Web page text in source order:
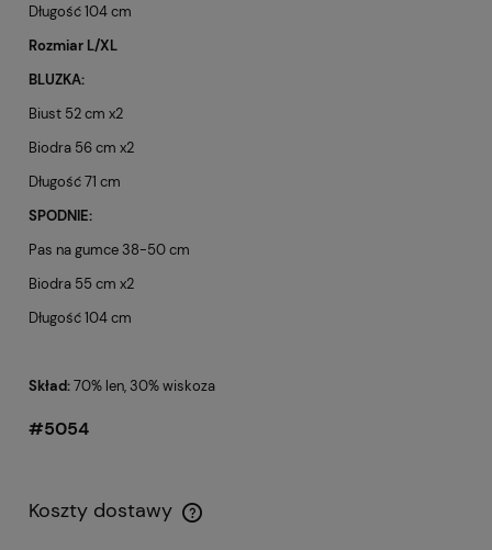
Długość 104 cm
Rozmiar L/XL
BLUZKA:
Biust 52 cm x2
Biodra 56 cm x2
Długość 71 cm
SPODNIE:
Pas na gumce 38-50 cm
Biodra 55 cm x2
Długość 104 cm
Skład:70% len, 30% wiskoza
#5054
Koszty dostawy